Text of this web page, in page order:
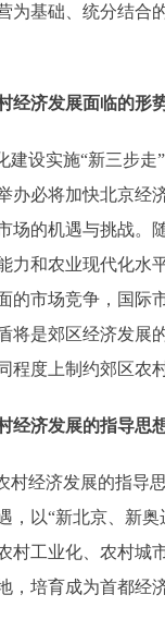
为基础、统分结合
经济发展面临的形
设实施“新三步走
办必将加快北京
场的机遇与挑战。
力和农业现代化水
的市场竞争，国
将是郊区经济发展
程度上制约郊区农
经济发展的指导思
经济发展的指导思
，以“新北京、新
村工业化、农村城
，培育成为首都经